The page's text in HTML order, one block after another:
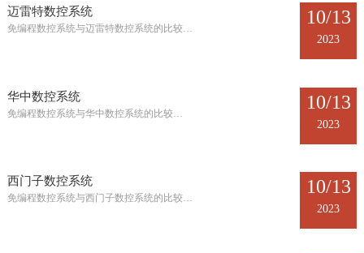
迈雷特数控系统
免编程数控系统与迈雷特数控系统的比较…
10/13
2023
华中数控系统
免编程数控系统与华中数控系统的比较…
10/13
2023
西门子数控系统
免编程数控系统与西门子数控系统的比较…
10/13
2023